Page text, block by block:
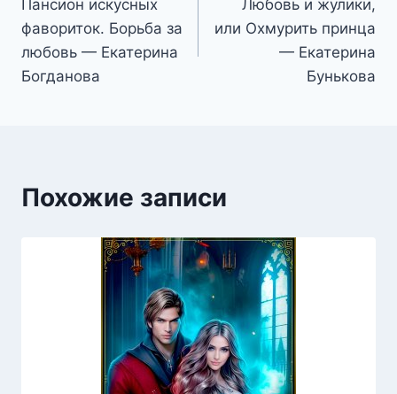
по
записям
Пансион искусных
фавориток. Борьба за
любовь — Екатерина
Богданова
Любовь и жулики,
или Охмурить принца
— Екатерина
Бунькова
Похожие записи